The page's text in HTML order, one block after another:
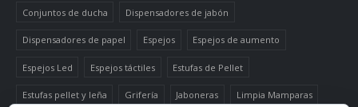
Conjuntos de ducha Dispensadores de jabón
Dispensadores de papel Espejos Espejos de aumento
Espejos Led Espejos táctiles Estufas de Pellet
Estufas pellet y leña Grifería Jaboneras Limpia Mamparas